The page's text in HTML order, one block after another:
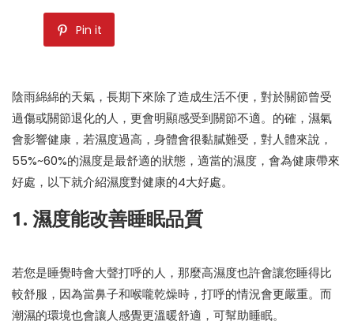
Pin it
陰雨綿綿的天氣，長期下來除了造成生活不便，對於關節曾受
過傷或關節退化的人，更會明顯感受到關節不適。的確，濕氣
會影響健康，若濕度過高，身體會很黏膩難受，對人體來說，
55%~60%的濕度是最舒適的狀態，適當的濕度，會為健康帶來
好處，以下就介紹濕度對健康的4大好處。
1. 濕度能改善睡眠品質
若您是睡覺時會大聲打呼的人，那麼高濕度也許會讓您睡得比
較舒服，因為當鼻子和喉嚨乾燥時，打呼的情況會更嚴重。而
潮濕的環境也會讓人感覺更溫暖舒適，可幫助睡眠。